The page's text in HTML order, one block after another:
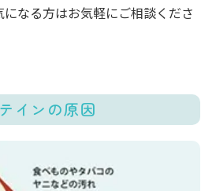
なる方はお気軽にご相談くださ
インの原因